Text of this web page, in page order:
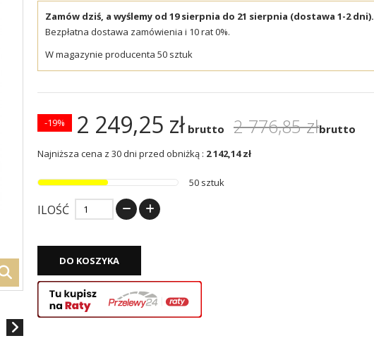
Zamów dziś, a wyślemy od 19 sierpnia do 21 sierpnia (dostawa 1-2 dni).
Bezpłatna dostawa zamówienia i 10 rat 0%.
W magazynie producenta 50 sztuk
2 249,25 zł brutto 2 776,85 złbrutto
-19%
Najniższa cena z 30 dni przed obniżką : 2 142,14 zł
50 sztuk
ILOŚĆ
DO KOSZYKA